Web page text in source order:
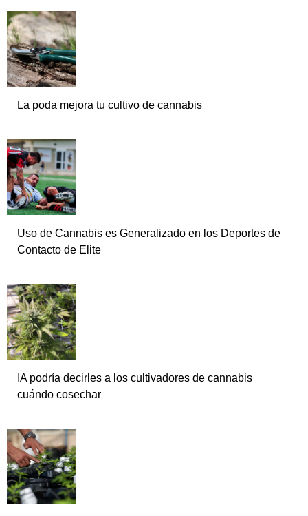
La poda mejora tu cultivo de cannabis
Uso de Cannabis es Generalizado en los Deportes de
Contacto de Elite
IA podría decirles a los cultivadores de cannabis
cuándo cosechar